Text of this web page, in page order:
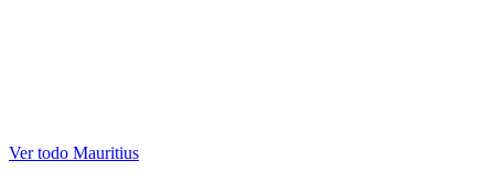
Ver todo Mauritius